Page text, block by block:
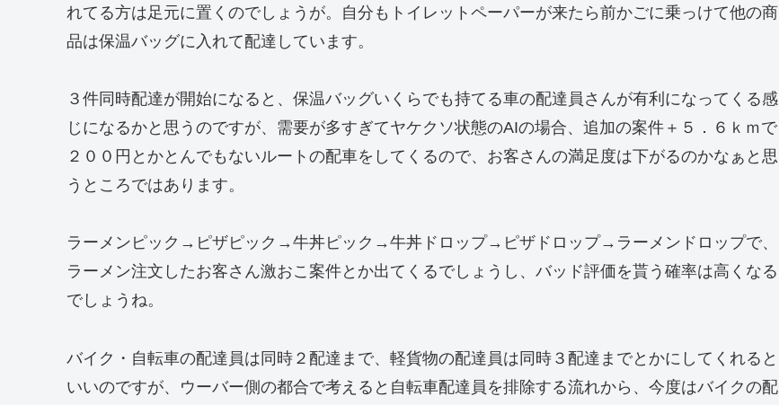
れてる方は足元に置くのでしょうが。自分もトイレットペーパーが来たら前かごに乗っけて他の商
品は保温バッグに入れて配達しています。
３件同時配達が開始になると、保温バッグいくらでも持てる車の配達員さんが有利になってくる感
じになるかと思うのですが、需要が多すぎてヤケクソ状態のAIの場合、追加の案件＋５．６ｋｍで
２００円とかとんでもないルートの配車をしてくるので、お客さんの満足度は下がるのかなぁと思
うところではあります。
ラーメンピック→ピザピック→牛丼ピック→牛丼ドロップ→ピザドロップ→ラーメンドロップで、
ラーメン注文したお客さん激おこ案件とか出てくるでしょうし、バッド評価を貰う確率は高くなる
でしょうね。
バイク・自転車の配達員は同時２配達まで、軽貨物の配達員は同時３配達までとかにしてくれると
いいのですが、ウーバー側の都合で考えると自転車配達員を排除する流れから、今度はバイクの配